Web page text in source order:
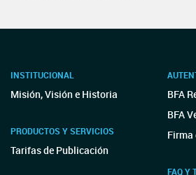
INSTITUCIONAL
Misión, Visión e Historia
PRODUCTOS Y SERVICIOS
Tarifas de Publicación
BFA
BFA
FAQ Y